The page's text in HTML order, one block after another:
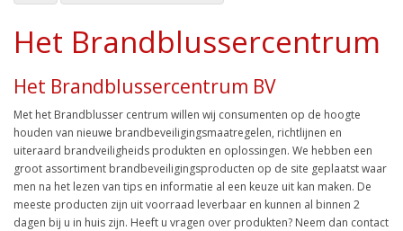
Het Brandblussercentrum
Het Brandblussercentrum BV
Met het Brandblusser centrum willen wij consumenten op de hoogte
houden van nieuwe brandbeveiligingsmaatregelen, richtlijnen en
uiteraard brandveiligheids produkten en oplossingen. We hebben een
groot assortiment brandbeveiligingsproducten op de site geplaatst waar
men na het lezen van tips en informatie al een keuze uit kan maken. De
meeste producten zijn uit voorraad leverbaar en kunnen al binnen 2
dagen bij u in huis zijn. Heeft u vragen over produkten? Neem dan contact